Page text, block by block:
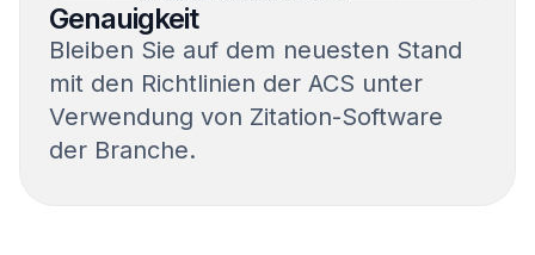
Genauigkeit
Bleiben Sie auf dem neuesten Stand
mit den Richtlinien der ACS unter
Verwendung von Zitation-Software
der Branche.